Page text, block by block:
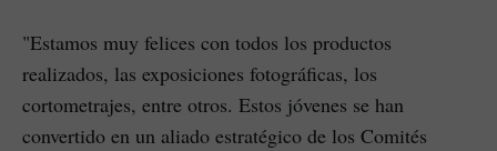
"Estamos muy felices con todos los productos
realizados, las exposiciones fotográficas, los
cortometrajes, entre otros. Estos jóvenes se han
convertido en un aliado estratégico de los Comités